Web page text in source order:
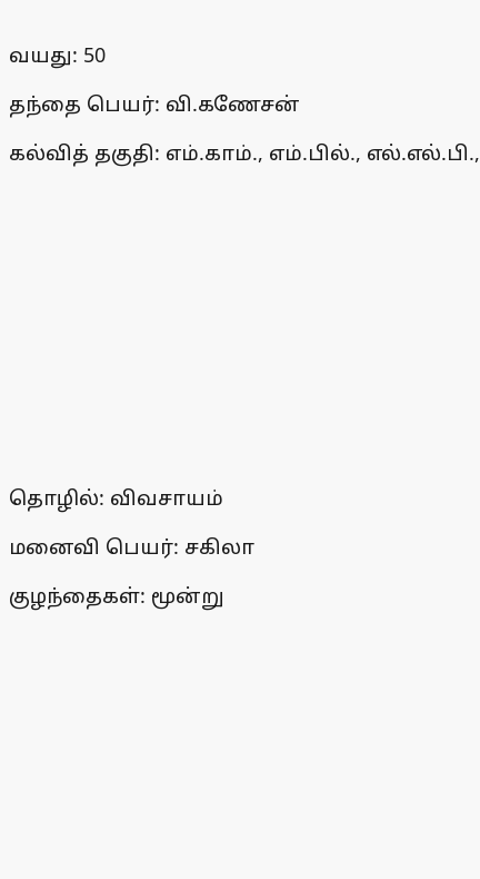
வயது: 50
தந்தை பெயர்: வி.கணேசன்
கல்வித் தகுதி: எம்.காம்., எம்.பில்., எல்.எல்.பி.,
தொழில்: விவசாயம்
மனைவி பெயர்: சகிலா
குழந்தைகள்: மூன்று